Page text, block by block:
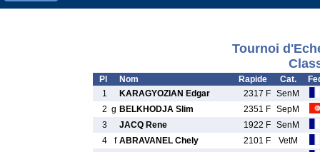
Tournoi
Pl Nom Rapide Cat.
1
KARAGYOZIAN Edgar 2317 F SenM
2 g BELKHODJA Slim 2351 F SepM
3
JACQ Rene 1922 F SenM
4
f ABRAVANEL Chely 2101 F
VetM